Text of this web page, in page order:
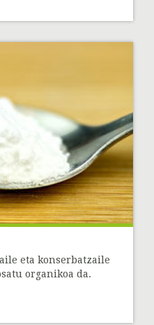
eta konserbatzaile
organikoa da.